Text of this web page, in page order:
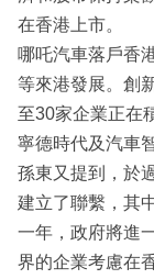
在香港上市。
哪吒汽車落戶香
等來港發展。創
至30家企業正在
寧德時代及汽車
孫東又提到，於
建立了聯繫，其
一年，政府將進
界的企業考慮在